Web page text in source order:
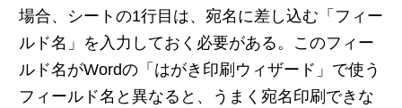
場合、シートの1行目は、宛名に差し込む「フィー
ルド名」を入力しておく必要がある。このフィー
ルド名がWordの「はがき印刷ウィザード」で使う
フィールド名と異なると、うまく宛名印刷できな